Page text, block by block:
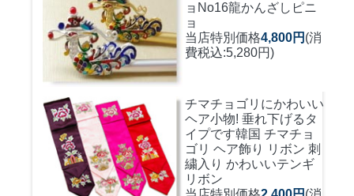
ョNo16龍かんざしピニ
ョ
当店特別価格4,800円 (消
費税込:5,280円)
チマチョゴリにかわいい
ヘア小物! 垂れ下げるタ
イプです韓国 チマチョ
ゴリ ヘア飾り リボン 刺
繍入り かわいいテンギ
リボン